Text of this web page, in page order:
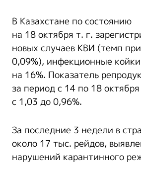
В Казахстане по состоянию
на 18 октября т. г.
новых случаев КВИ (темп
0,09%), инфекционные
на 16%. Показатель
за период с 14 по 18
с 1,03 до 0,96%.
За последние 3 недели в
около 17 тыс. рейдов,
нарушений карантинного